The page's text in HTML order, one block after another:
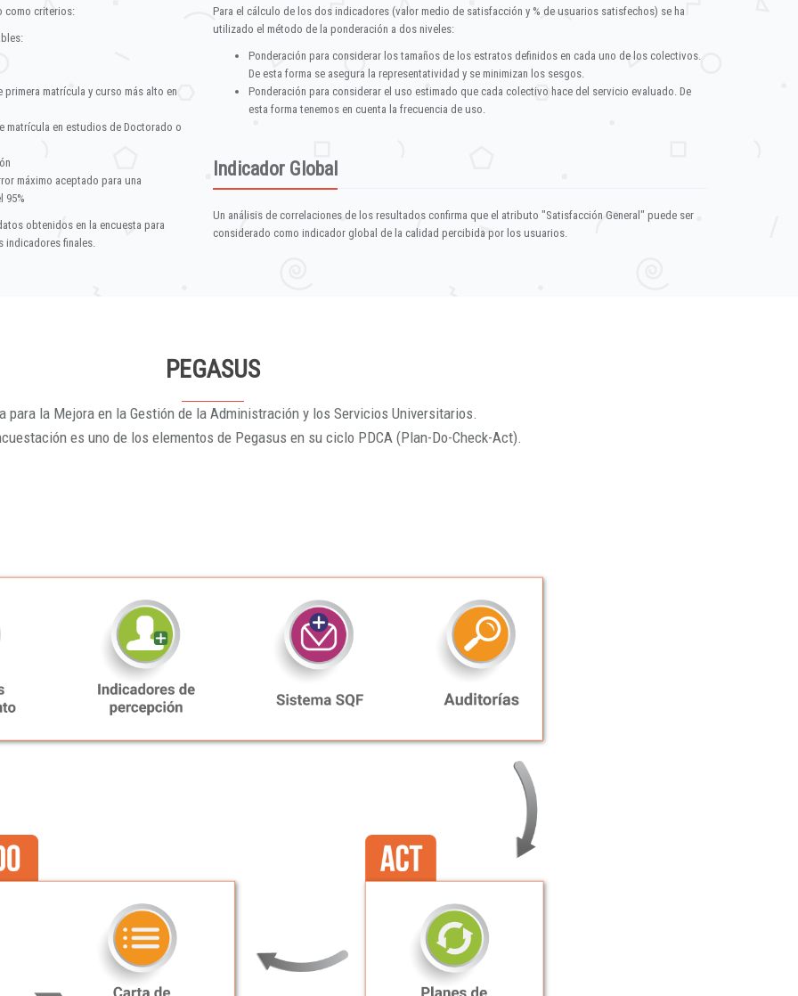
como criterios:
matrícula y curso más alto en
matrícula en estudios de Doctorado o
máximo aceptado para una
95%
obtenidos en la encuesta para
indicadores finales.
Para el cálculo de los dos indicadores (valor medio de satisfacción y % de usuarios satisfechos) se ha
utilizado el método de la ponderación a dos niveles:
Ponderación para considerar los tamaños de los estratos definidos en cada uno de los colectivos.
De esta forma se asegura la representatividad y se minimizan los sesgos.
Ponderación para considerar el uso estimado que cada colectivo hace del servicio evaluado. De
esta forma tenemos en cuenta la frecuencia de uso.
Indicador Global
Un análisis de correlaciones de los resultados confirma que el atributo "Satisfacción General" puede ser
considerado como indicador global de la calidad percibida por los usuarios.
PEGASUS
para la Mejora en la Gestión de la Administración y los Servicios Universitarios.
es uno de los elementos de Pegasus en su ciclo PDCA (Plan-Do-Check-Act).